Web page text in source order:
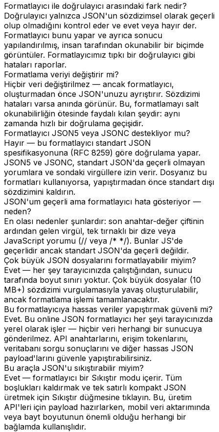
Formatlayıcı ile doğrulayıcı arasındaki fark nedir?
Doğrulayıcı yalnızca JSON'un sözdizimsel olarak geçerli
olup olmadığını kontrol eder ve evet veya hayır der.
Formatlayıcı bunu yapar ve ayrıca sonucu
yapılandırılmış, insan tarafından okunabilir bir biçimde
görüntüler. Formatlayıcımız tıpkı bir doğrulayıcı gibi
hataları raporlar.
Formatlama veriyi değiştirir mi?
Hiçbir veri değiştirilmez — ancak formatlayıcı,
oluşturmadan önce JSON'unuzu ayrıştırır. Sözdizimi
hataları varsa anında görünür. Bu, formatlamayı salt
okunabilirliğin ötesinde faydalı kılan şeydir: aynı
zamanda hızlı bir doğrulama geçişidir.
Formatlayıcı JSON5 veya JSONC destekliyor mu?
Hayır — bu formatlayıcı standart JSON
spesifikasyonuna (RFC 8259) göre doğrulama yapar.
JSON5 ve JSONC, standart JSON'da geçerli olmayan
yorumlara ve sondaki virgüllere izin verir. Dosyanız bu
formatları kullanıyorsa, yapıştırmadan önce standart dışı
sözdizimini kaldırın.
JSON'um geçerli ama formatlayıcı hata gösteriyor —
neden?
En olası nedenler şunlardır: son anahtar-değer çiftinin
ardından gelen virgül, tek tırnaklı bir dize veya
JavaScript yorumu (// veya /* */). Bunlar JS'de
geçerlidir ancak standart JSON'da geçerli değildir.
Çok büyük JSON dosyalarını formatlayabilir miyim?
Evet — her şey tarayıcınızda çalıştığından, sunucu
tarafında boyut sınırı yoktur. Çok büyük dosyalar (10
MB+) sözdizimi vurgulamasıyla yavaş oluşturulabilir,
ancak formatlama işlemi tamamlanacaktır.
Bu formatlayıcıya hassas veriler yapıştırmak güvenli mi?
Evet. Bu online JSON formatlayıcı her şeyi tarayıcınızda
yerel olarak işler — hiçbir veri herhangi bir sunucuya
gönderilmez. API anahtarlarını, erişim tokenlarını,
veritabanı sorgu sonuçlarını ve diğer hassas JSON
payload'larını güvenle yapıştırabilirsiniz.
Bu araçla JSON'u sıkıştırabilir miyim?
Evet — formatlayıcı bir Sıkıştır modu içerir. Tüm
boşlukları kaldırmak ve tek satırlı kompakt JSON
üretmek için Sıkıştır düğmesine tıklayın. Bu, üretim
API'leri için payload hazırlarken, mobil veri aktarımında
veya bayt boyutunun önemli olduğu herhangi bir
bağlamda kullanışlıdır.